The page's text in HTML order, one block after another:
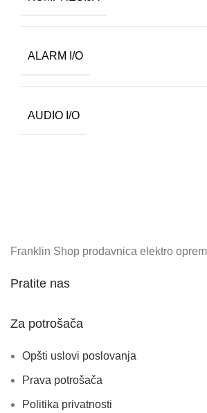
ALARM I/O
AUDIO I/O
Franklin Shop prodavnica elektro
Pratite nas
Za potrošača
Opšti uslovi poslovanja
Prava potrošača
Politika privatnosti